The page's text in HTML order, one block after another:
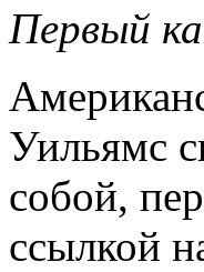
Первый
Уильямс
собой,
ссылкой